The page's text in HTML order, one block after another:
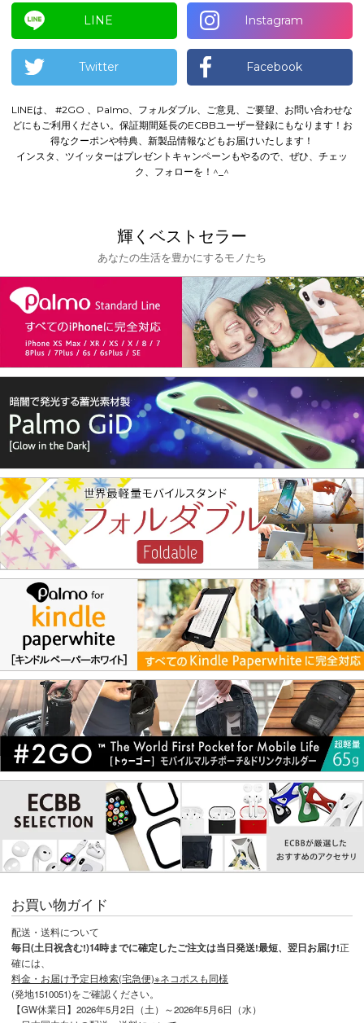
LINE Instagram
Twitter Facebook
LINEは、 #2GO 、Palmo、フォルダブル、ご意見、ご要望、お問い合わせな
どにもご利用ください。 保証期間延長のECBBユーザー登録にもなります！ お
得なクーポンや特典、新製品情報などもお届けいたします！
インスタ、ツイッターはプレゼントキャンペーンもやるので、ぜひ、チェッ
ク、フォローを！^_^
輝くベストセラー
あなたの生活を豊かにするモノたち
お買い物ガイド
配送・送料について
毎日(土日祝含む!)14時までに確定したご注文は当日発送!最短、翌日お届け!正
確には、
料金・お届け予定日検索(宅急便)※ネコポスも同様
(発地1510051)をご確認ください。
【GW休業日】2026年5月2日（土）～2026年5月6日（水）